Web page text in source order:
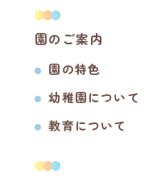
園のご案内
園の特色
幼稚園について
教育について